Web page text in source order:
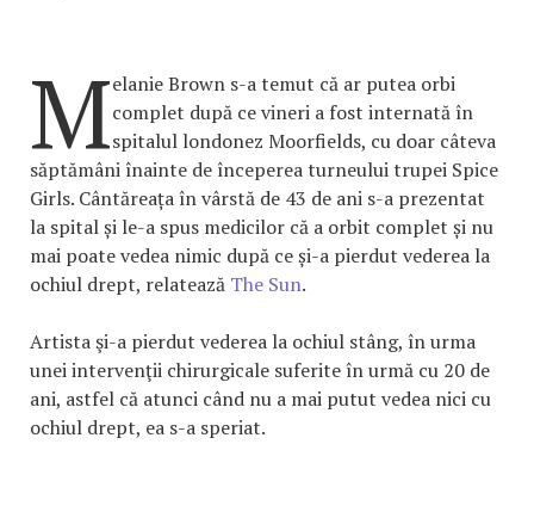
Melanie Brown s-a temut că ar putea orbi
complet după ce vineri a fost internată în
spitalul londonez Moorfields, cu doar câteva
săptămâni înainte de începerea turneului trupei Spice
Girls. Cântăreața în vârstă de 43 de ani s-a prezentat
la spital și le-a spus medicilor că a orbit complet și nu
mai poate vedea nimic după ce și-a pierdut vederea la
ochiul drept, relatează The Sun.
Artista şi-a pierdut vederea la ochiul stâng, în urma
unei intervenţii chirurgicale suferite în urmă cu 20 de
ani, astfel că atunci când nu a mai putut vedea nici cu
ochiul drept, ea s-a speriat.